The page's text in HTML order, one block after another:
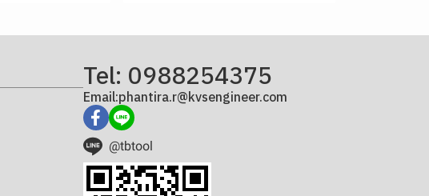
Tel: 0988254375
Email:phantira.r@kvsengineer.com
@tbtool